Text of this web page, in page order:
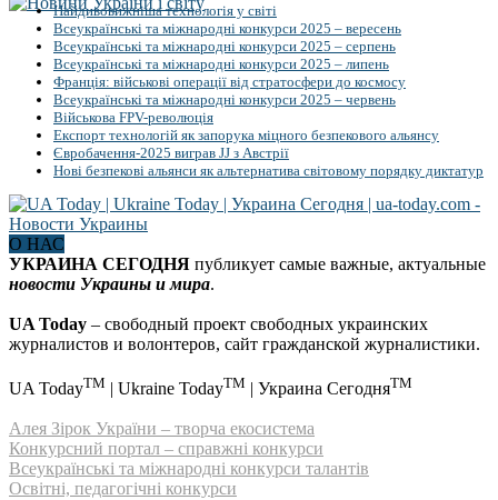
Найдивовижніша технологія у світі
Всеукраїнські та міжнародні конкурси 2025 – вересень
Всеукраїнські та міжнародні конкурси 2025 – серпень
Всеукраїнські та міжнародні конкурси 2025 – липень
Франція: військові операції від стратосфери до космосу
Всеукраїнські та міжнародні конкурси 2025 – червень
Військова FPV-революція
Експорт технологій як запорука міцного безпекового альянсу
Євробачення-2025 виграв JJ з Австрії
Нові безпекові альянси як альтернатива світовому порядку диктатур
О НАС
УКРАИНА СЕГОДНЯ публикует самые важные, актуальные
новости Украины и мира.
UA Today – свободный проект свободных украинских
журналистов и волонтеров, сайт гражданской журналистики.
UA TodayTM | Ukraine TodayTM | Украина СегодняTM
Алея Зірок України – творча екосистема
Конкурсний портал – справжні конкурси
Всеукраїнські та міжнародні конкурси талантів
Освітні, педагогічні конкурси